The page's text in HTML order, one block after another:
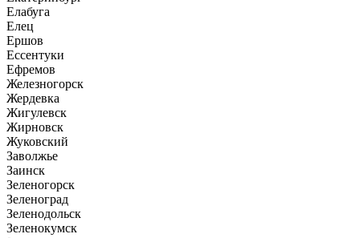
Елабуга
Елец
Ершов
Ессентуки
Ефремов
Железногорск
Жердевка
Жигулевск
Жирновск
Жуковский
Заволжье
Заинск
Зеленогорск
Зеленоград
Зеленодольск
Зеленокумск